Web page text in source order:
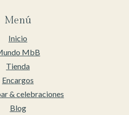
Menú
Inicio
MbB
Tienda
Encargos
& celebraciones
Blog